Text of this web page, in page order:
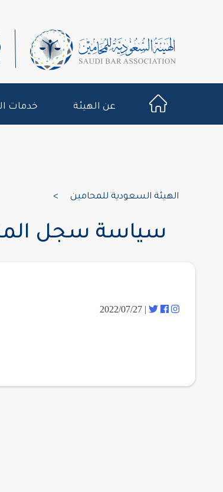
عن الهيئة خدمات
الهيئة السعودية للمحامين >
سياسة سجل
| 2022/07/27